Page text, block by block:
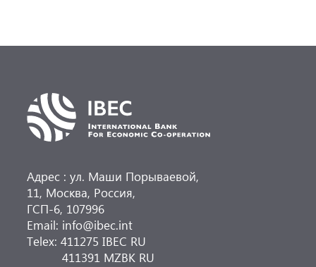
Адрес : ул. Маши Порываевой,
11, Москва, Россия,
ГСП-6, 107996
Email: info@ibec.int
Telex: 411275 IBEC RU
411391 MZBK RU